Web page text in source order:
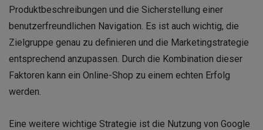
Produktbeschreibungen und die Sicherstellung einer
benutzerfreundlichen Navigation. Es ist auch wichtig, die
Zielgruppe genau zu definieren und die Marketingstrategie
entsprechend anzupassen. Durch die Kombination dieser
Faktoren kann ein Online-Shop zu einem echten Erfolg
werden.
Eine weitere wichtige Strategie ist die Nutzung von Google